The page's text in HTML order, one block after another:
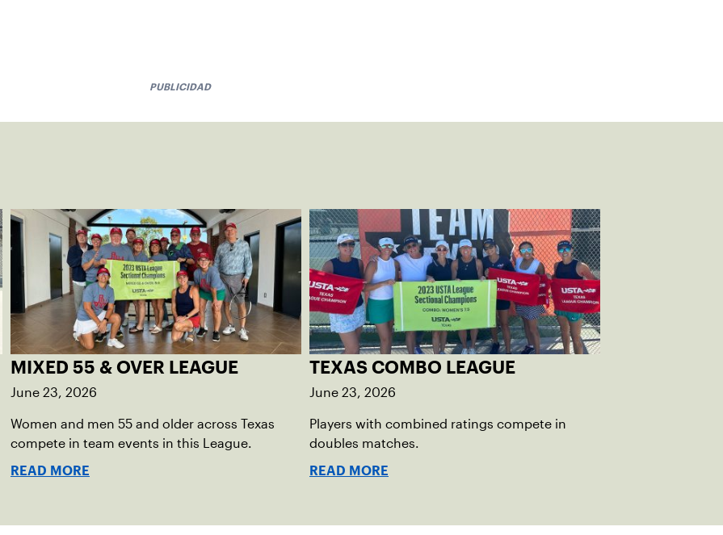
PUBLICIDAD
MIXED 55 & OVER LEAGUE
June 23, 2026
Women and men 55 and older across Texas
compete in team events in this League.
READ MORE
TEXAS COMBO LEAGUE
June 23, 2026
Players with combined ratings compete in
doubles matches.
READ MORE